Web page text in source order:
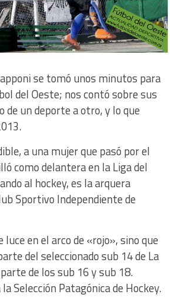
se tomó unos minutos para
del Oeste; nos contó sobre sus
de un deporte a otro, y lo que
a una mujer que pasó por el
como delantera en la Liga del
al hockey, es la arquera
Sportivo Independiente de
luce en el arco de «rojo», sino que
del seleccionado sub 14 de La
de los sub 16 y sub 18.
Selección Patagónica de Hockey.